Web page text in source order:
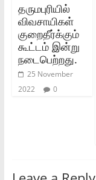
தருமபுரியில்
விவசாயிகள்
குறைதீர்க்கும்
கூட்டம் இன்று
நடைபெற்றது.
25 November
2022
0